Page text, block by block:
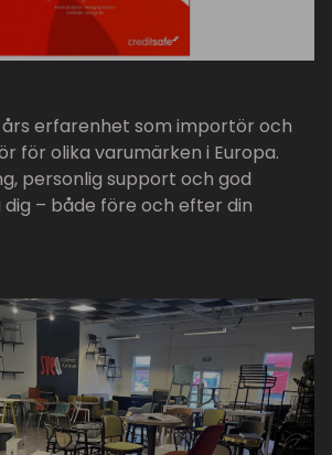
års erfarenhet som importör och
för olika varumärken i Europa.
personlig support och god
– både före och efter din